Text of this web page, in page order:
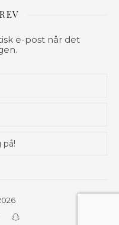
e-post når det